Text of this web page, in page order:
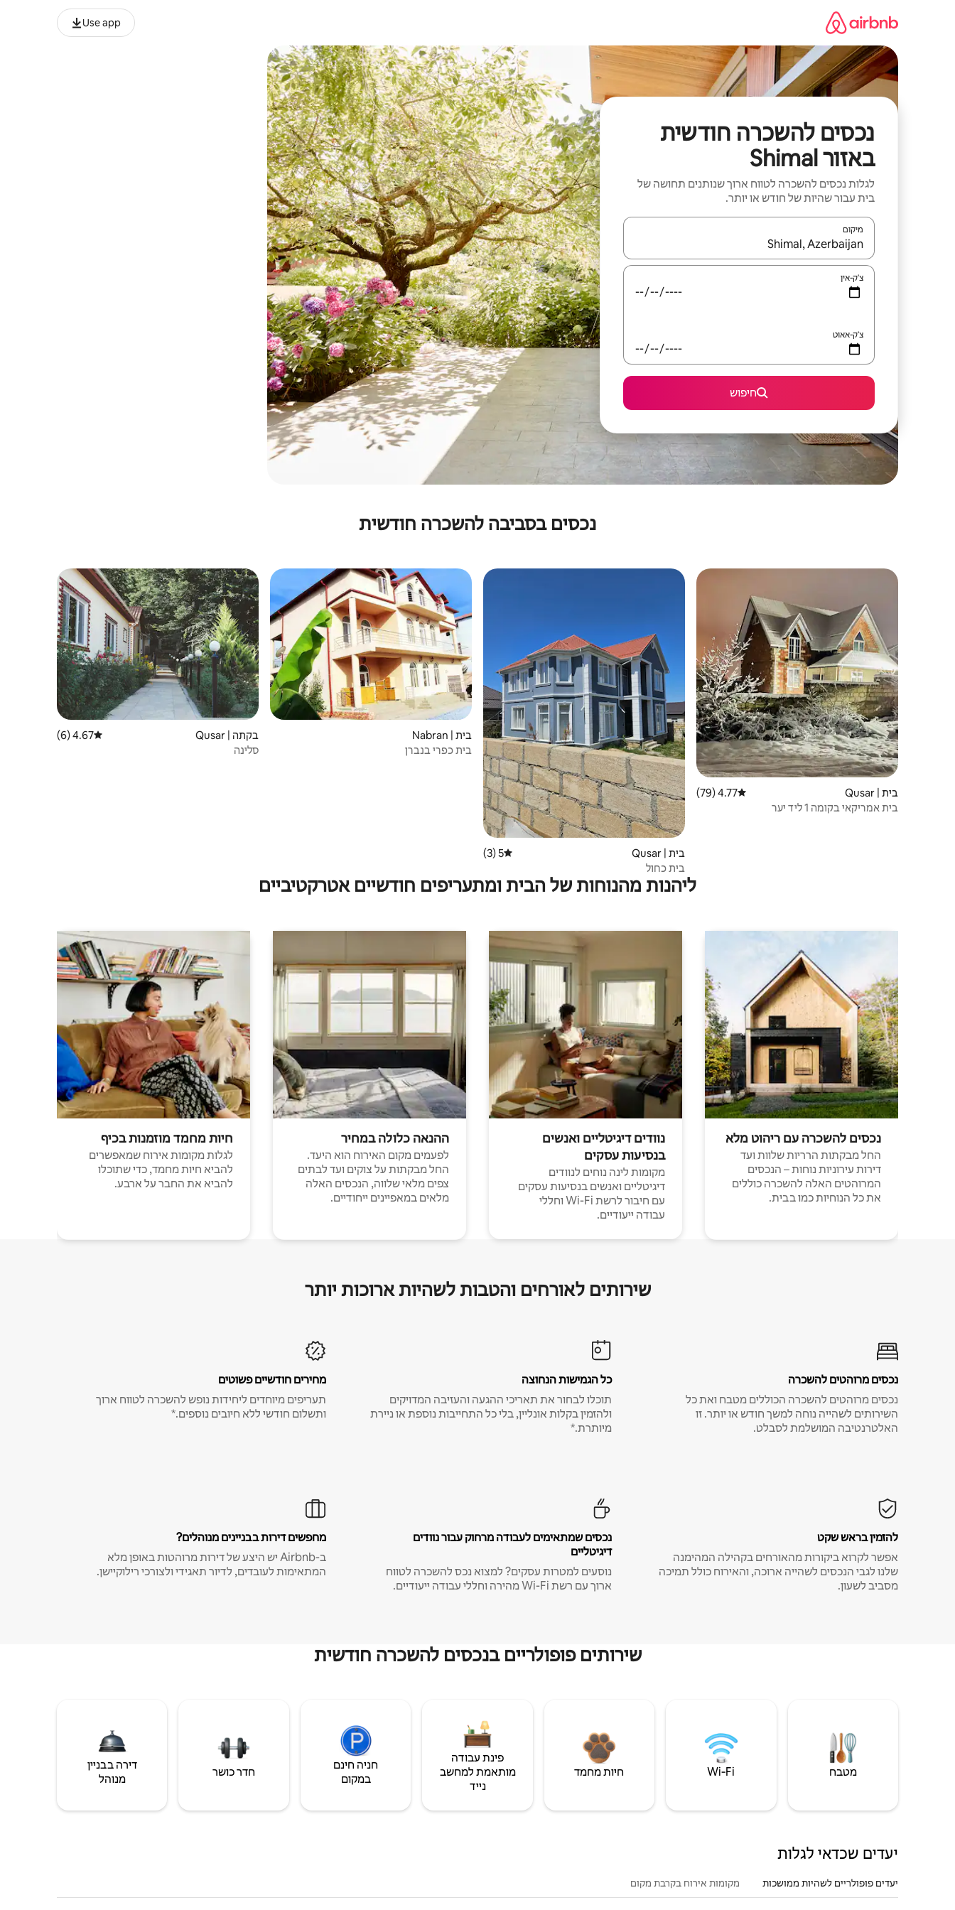
Use app
נכסים להשכרה חודשית
באזור Shimal
לגלות נכסים להשכרה לטווח ארוך שנותנים תחושה של
בית עבור שהיות של חודש או יותר.
מיקום
כאשר התוצאות יהיו זמינות, יש לנווט עם מקשי החיצים למעלה ולמטה או לעיין בעזרת תנועות מגע או החלקה.
צ'ק-אין
צ'ק-אאוט
חיפוש
נכסים בסביבה להשכרה חודשית
בית | Qusar דירוג ממוצע של 4.77 מתוך 5, 79 ביקורות
4.77 (79)
בית אמריקאי בקומה 1 ליד יער
בית | Qusar דירוג ממוצע של 5 מתוך 5, 3 ביקורות
5 (3)
בית כחול
בית | Nabran
בית כפרי בנברן
בקתה | Qusar דירוג ממוצע של 4.67 מתוך 5, 6 ביקורות
4.67 (6)
סלינה
ליהנות מהנוחות של הבית ומתעריפים חודשיים אטרקטיביים
נכסים להשכרה עם ריהוט מלא
החל מבקתות הרריות שלוות ועד
דירות עירוניות נוחות – הנכסים
המרוהטים האלה להשכרה כוללים
את כל הנוחיות כמו בבית.
נוודים דיגיטליים ואנשים
בנסיעות עסקים
מקומות לינה נוחים לנוודים
דיגיטליים ואנשים בנסיעות עסקים
עם חיבור לרשת Wi-Fi וחללי
עבודה ייעודיים.
ההנאה כלולה במחיר
לפעמים מקום האירוח הוא היעד.
החל מבקתות על צוקים ועד לבתים
צפים מלאי שלווה, הנכסים האלה
מלאים במאפיינים ייחודיים.
חיות מחמד מוזמנות בכיף
לגלות מקומות אירוח שמאפשרים
להביא חיות מחמד, כדי שתוכלו
להביא את החבר על ארבע.
שירותים לאורחים והטבות לשהיות ארוכות יותר
נכסים מרוהטים להשכרה
נכסים מרוהטים להשכרה הכוללים מטבח ואת כל
השירותים לשהייה נוחה למשך חודש או יותר. זו
האלטרנטיבה המושלמת לסבלט.
כל הגמישות הנחוצה
תוכלו לבחור את תאריכי ההגעה והעזיבה המדויקים
ולהזמין בקלות אונליין, בלי כל התחייבות נוספת או ניירת
מיותרת.*
מחירים חודשיים פשוטים
תעריפים מיוחדים ליחידות נופש להשכרה לטווח ארוך
ותשלום חודשי ללא חיובים נוספים.*
להזמין בראש שקט
אפשר לקרוא ביקורות מהאורחים בקהילה המהימנה
שלנו לגבי הנכסים לשהייה ארוכה, והאירוח כולל תמיכה
מסביב לשעון.
נכסים שמתאימים לעבודה מרחוק עבור נוודים
דיגיטליים
נוסעים למטרות עסקים? למצוא נכס להשכרה לטווח
ארוך עם רשת Wi-Fi מהירה וחללי עבודה ייעודיים.
מחפשים דירות בבניינים מנוהלים?
ב-Airbnb יש היצע של דירות מרוהטות באופן מלא
המתאימות לעובדים, לדיור תאגידי ולצורכי רילוקיישן.
שירותים פופולריים בנכסים להשכרה חודשית
מטבח Wi‑Fi חיות מחמד
פינת עבודה
מותאמת למחשב
נייד
חניה חינם
במקום
חדר כושר
דירה בבניין
מנוהל
יעדים שכדאי לגלות
יעדים פופולריים לשהיות ממושכות מקומות אירוח בקרבת מקום